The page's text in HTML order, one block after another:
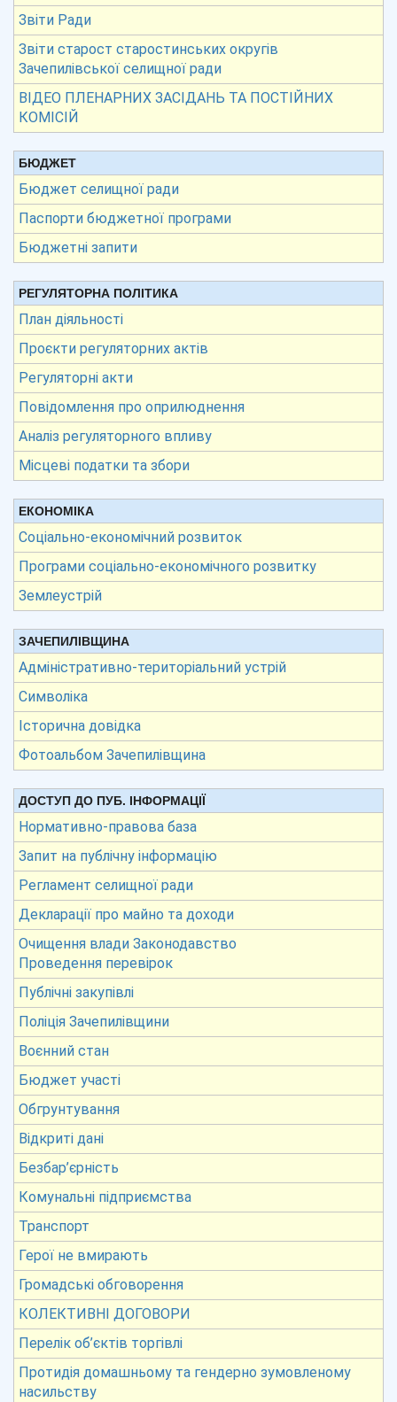
Звіти Ради
Звіти старост старостинських округів
Зачепилівської селищної ради
ВІДЕО ПЛЕНАРНИХ ЗАСІДАНЬ ТА ПОСТІЙНИХ
КОМІСІЙ
БЮДЖЕТ
Бюджет селищної ради
Паспорти бюджетної програми
Бюджетні запити
РЕГУЛЯТОРНА ПОЛІТИКА
План діяльності
Проєкти регуляторних актів
Регуляторні акти
Повідомлення про оприлюднення
Аналіз регуляторного впливу
Місцеві податки та збори
ЕКОНОМІКА
Соціально-економічний розвиток
Програми соціально-економічного розвитку
Землеустрій
ЗАЧЕПИЛІВЩИНА
Адміністративно-територіальний устрій
Символіка
Історична довідка
Фотоальбом Зачепилівщина
ДОСТУП ДО ПУБ. ІНФОРМАЦІЇ
Нормативно-правова база
Запит на публічну інформацію
Регламент селищної ради
Декларації про майно та доходи
Очищення влади Законодавство
Проведення перевірок
Публічні закупівлі
Поліція Зачепилівщини
Воєнний стан
Бюджет участі
Обгрунтування
Відкриті дані
Безбар’єрність
Комунальні підприємства
Транспорт
Герої не вмирають
Громадські обговорення
КОЛЕКТИВНІ ДОГОВОРИ
Перелік об’єктів торгівлі
Протидія домашньому та гендерно зумовленому
насильству